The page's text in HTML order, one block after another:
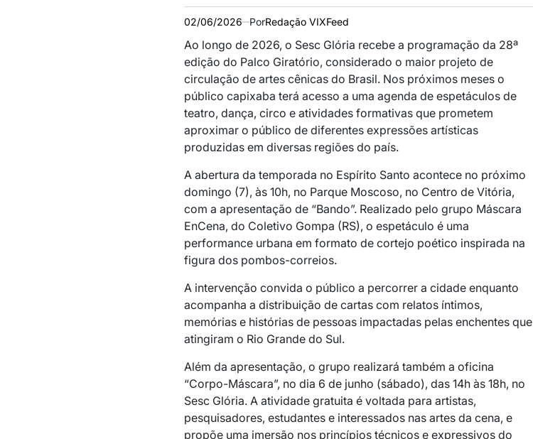
02/06/2026 PorRedação VIXFeed
Ao longo de 2026, o Sesc Glória recebe a programação da 28ª
edição do Palco Giratório, considerado o maior projeto de
circulação de artes cênicas do Brasil. Nos próximos meses o
público capixaba terá acesso a uma agenda de espetáculos de
teatro, dança, circo e atividades formativas que prometem
aproximar o público de diferentes expressões artísticas
produzidas em diversas regiões do país.
A abertura da temporada no Espírito Santo acontece no próximo
domingo (7), às 10h, no Parque Moscoso, no Centro de Vitória,
com a apresentação de “Bando”. Realizado pelo grupo Máscara
EnCena, do Coletivo Gompa (RS), o espetáculo é uma
performance urbana em formato de cortejo poético inspirada na
figura dos pombos-correios.
A intervenção convida o público a percorrer a cidade enquanto
acompanha a distribuição de cartas com relatos íntimos,
memórias e histórias de pessoas impactadas pelas enchentes que
atingiram o Rio Grande do Sul.
Além da apresentação, o grupo realizará também a oficina
“Corpo-Máscara”, no dia 6 de junho (sábado), das 14h às 18h, no
Sesc Glória. A atividade gratuita é voltada para artistas,
pesquisadores, estudantes e interessados nas artes da cena, e
propõe uma imersão nos princípios técnicos e expressivos do